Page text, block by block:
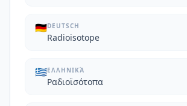
🇩🇪DEUTSCH
Radioisotope
🇬🇷ΕΛΛΗΝΙΚΆ
Ραδιοϊσότοπα